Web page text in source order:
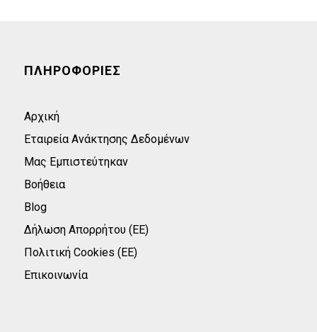
ΠΛΗΡΟΦΟΡΙΕΣ
Αρχική
Εταιρεία Ανάκτησης Δεδομένων
Μας Εμπιστεύτηκαν
Βοήθεια
Blog
Δήλωση Απορρήτου (ΕΕ)
Πολιτική Cookies (ΕΕ)
Επικοινωνία